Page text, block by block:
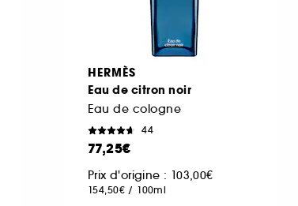
HERMÈS
Eau de citron noir
Eau de cologne
44
77,25€
Prix d'origine : 103,00€
154,50€ / 100ml